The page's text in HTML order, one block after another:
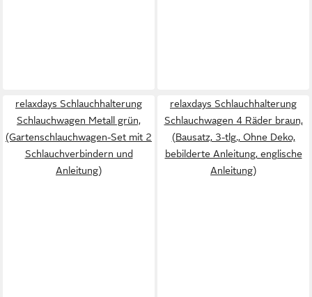
relaxdays Schlauchhalterung
Schlauchwagen Metall grün,
(Gartenschlauchwagen-Set mit 2
Schlauchverbindern und
Anleitung)
relaxdays Schlauchhalterung
Schlauchwagen 4 Räder braun,
(Bausatz, 3-tlg., Ohne Deko,
bebilderte Anleitung, englische
Anleitung)